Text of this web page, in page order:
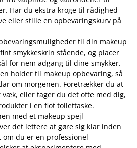
Har du ekstra kroge til rådighed
eller stille en opbevaringskurv på
til din makeup
smykkeskrin stående, og placer
for nem adgang til dine smykker.
holder til makeup opbevaring, så
om morgenen. Foretrækker du at
væk, eller tager du det ofte med dig,
i en flot toilettaske.
med et makeup spejl
det lettere at gøre sig klar inden
om du er en professionel